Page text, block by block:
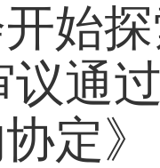
始
议通
定